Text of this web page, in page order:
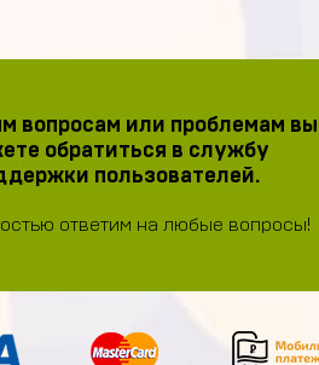
вопросам или проблемам вы
обратиться в службу
пользователей.
ответим на любые вопросы!